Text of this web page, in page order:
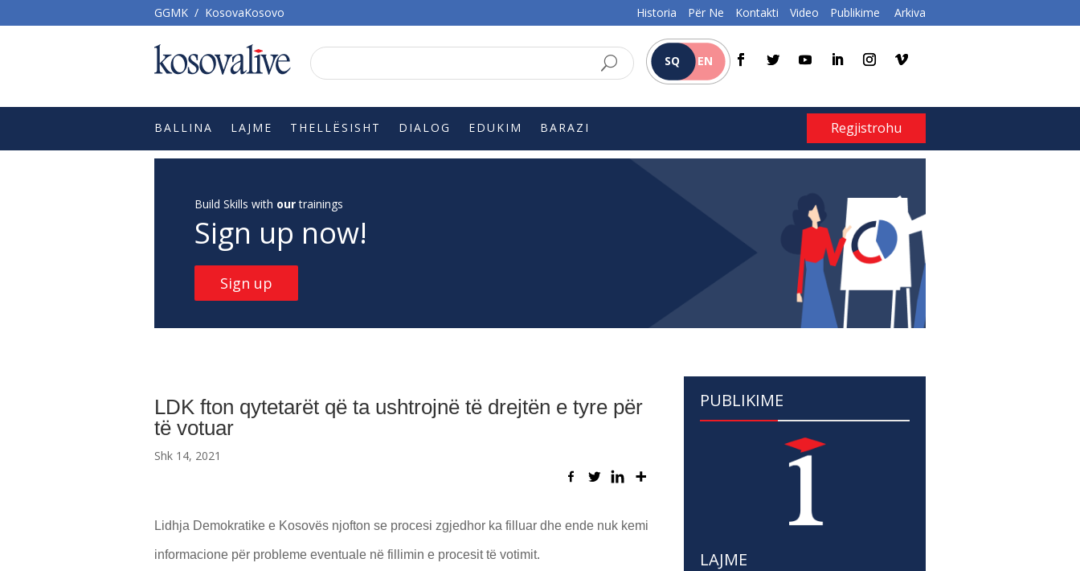
GGMK / KosovaKosovo Historia Për Ne Kontakti Video Publikime Arkiva
SQ EN
BALLINA LAJME THELLËSISHT DIALOG EDUKIM BARAZI Regjistrohu
Build Skills with ourtrainings
Sign up now!
Sign up
LDK fton qytetarët që ta ushtrojnë të drejtën e tyre për
të votuar
Shk 14, 2021
Lidhja Demokratike e Kosovës njofton se procesi zgjedhor ka filluar dhe ende nuk kemi
informacione për probleme eventuale në fillimin e procesit të votimit.
PUBLIKIME
LAJME